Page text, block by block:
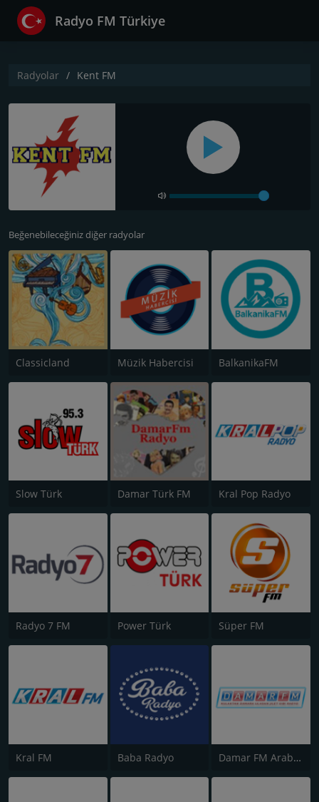
Radyo FM Türkiye
Radyolar Kent FM
Beğenebileceğiniz diğer radyolar
Classicland Müzik Habercisi BalkanikaFM
Slow Türk Damar Türk FM Kral Pop Radyo
Radyo 7 FM Power Türk Süper FM
Kral FM Baba Radyo Damar FM Arabesk Radyo